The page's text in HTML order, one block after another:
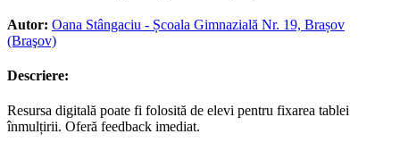
Autor: Oana Stângaciu - Școala Gimnazială Nr. 19, Brașov
(Braşov)
Descriere:
Resursa digitală poate fi folosită de elevi pentru fixarea tablei
înmulțirii. Oferă feedback imediat.